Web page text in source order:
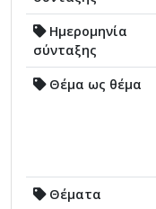
Ημερομηνία
σύνταξης
Θέμα ως θέμα
Θέματα